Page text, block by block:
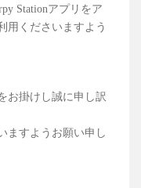
Stationアプリをア
用くださいますよう
お掛けし誠に申し訳
ますようお願い申し